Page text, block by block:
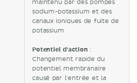
maintenu par des pompes
sodium-potassium et des
canaux ioniques de fuite de
potassium
Potentiel d'action:
Changement rapide du
potentiel membranaire
causé par l'entrée et la